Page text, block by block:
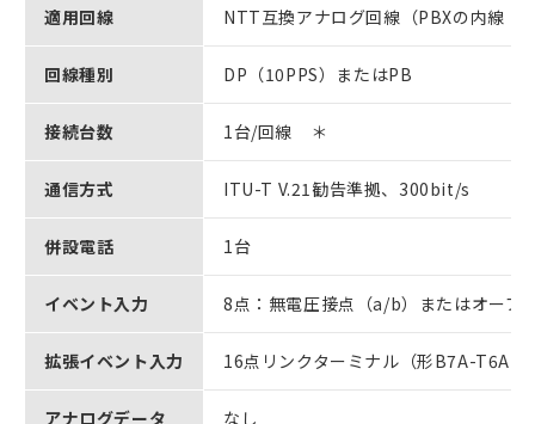
適用回線 NTT互換アナログ回線（PBXの内線：
回線種別 DP（10PPS）またはPB
接続台数 1台/回線 ＊
通信方式 ITU-T V.21勧告準拠、300bit/s
併設電話 1台
イベント入力 8点：無電圧接点（a/b）またはオープ
拡張イベント入力 16点リンクターミナル（形B7A-T6A1
アナログデータ なし